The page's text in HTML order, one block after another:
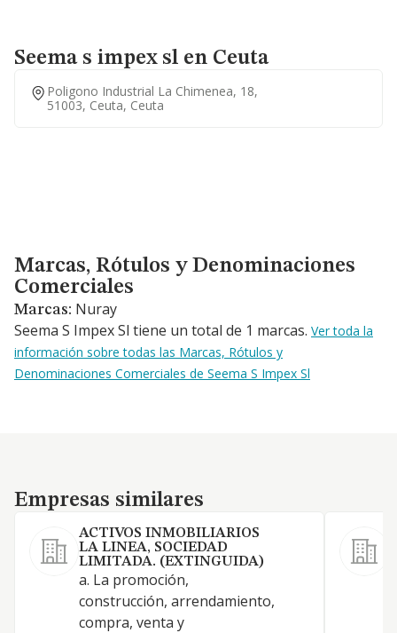
Seema s impex sl en Ceuta
Poligono Industrial La Chimenea, 18,
51003, Ceuta, Ceuta
Marcas, Rótulos y Denominaciones Comerciales
Marcas, Rótulos y Denominaciones
Comerciales
Marcas: Nuray
Seema S Impex Sl tiene un total de 1 marcas. Ver toda la
información sobre todas las Marcas, Rótulos y
Denominaciones Comerciales de Seema S Impex Sl
Empresas similares
Empresas similares
ACTIVOS INMOBILIARIOS
LA LINEA, SOCIEDAD
LIMITADA. (EXTINGUIDA)
a. La promoción,
construcción, arrendamiento,
compra, venta y